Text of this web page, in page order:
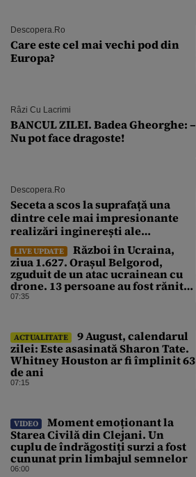
Descopera.ro
Care este cel mai vechi pod din
Europa?
Râzi Cu Lacrimi
BANCUL ZILEI. Badea Gheorghe: –
Nu pot face dragoste!
Descopera.ro
Seceta a scos la suprafață una
dintre cele mai impresionante
realizări inginerești ale
Imperiului Roman
LIVE UPDATE
Război în Ucraina,
ziua 1.627. Orașul Belgorod,
zguduit de un atac ucrainean cu
drone. 13 persoane au fost rănite
și mai multe clădiri, incendiate
07:35
ACTUALITATE
9 August, calendarul
zilei: Este asasinată Sharon Tate.
Whitney Houston ar fi împlinit 63
de ani
07:15
VIDEO
Moment emoționant la
Starea Civilă din Clejani. Un
cuplu de îndrăgostiți surzi a fost
cununat prin limbajul semnelor
06:00